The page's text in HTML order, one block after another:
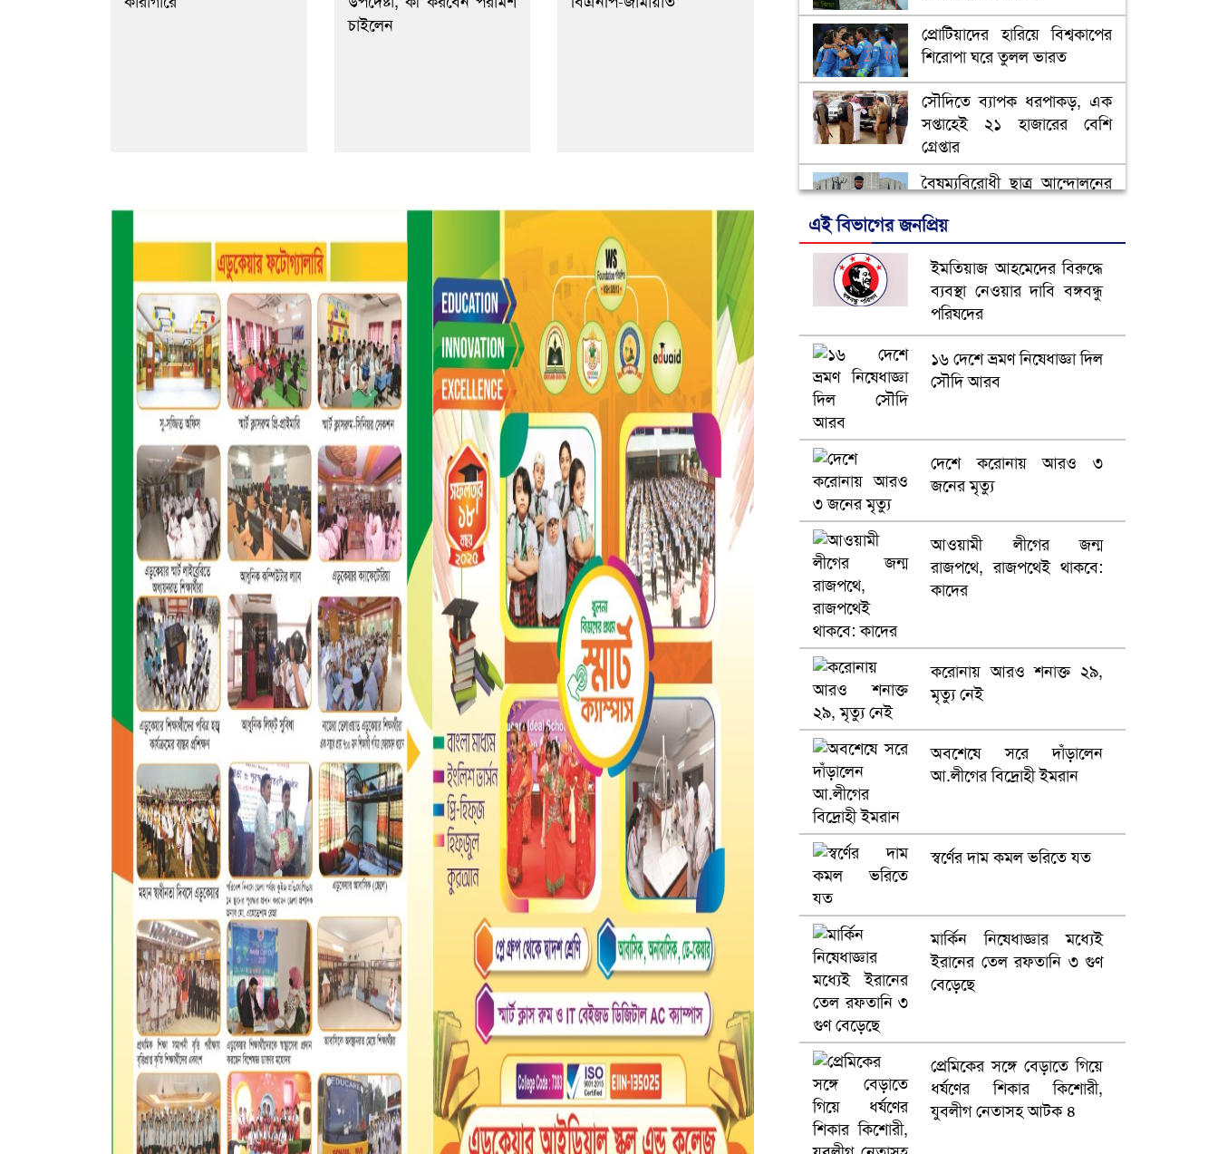
চাইলেন
প্রোটিয়াদের হারিয়ে বিশ্বকাপের
শিরোপা ঘরে তুলল ভারত
সৌদিতে ব্যাপক ধরপাকড়, এক
সপ্তাহেই ২১ হাজারের বেশি
গ্রেপ্তার
বৈষম্যবিরোধী ছাত্র আন্দোলনের
ভিউ বাড়াতে রাম দা হাতে
ফেসবুকে ভিডিও পোস্ট শিক্ষকের
আ.লীগ ও জাপার ৯ নেতা
কারাগারে
ভারতে ভয়াবহ সড়ক দুর্ঘটনা,
হলিউডে নতুন প্রেমের গুঞ্জন
এই বিভাগের জনপ্রিয়
ইমতিয়াজ আহমেদের বিরুদ্ধে
ব্যবস্থা নেওয়ার দাবি বঙ্গবন্ধু
পরিষদের
১৬ দেশে ভ্রমণ নিষেধাজ্ঞা দিল
সৌদি আরব
দেশে করোনায় আরও ৩
জনের মৃত্যু
আওয়ামী লীগের জন্ম
রাজপথে, রাজপথেই থাকবে:
কাদের
করোনায় আরও শনাক্ত ২৯,
মৃত্যু নেই
অবশেষে সরে দাঁড়ালেন
আ.লীগের বিদ্রোহী ইমরান
স্বর্ণের দাম কমল ভরিতে যত
মার্কিন নিষেধাজ্ঞার মধ্যেই
ইরানের তেল রফতানি ৩ গুণ
বেড়েছে
প্রেমিকের সঙ্গে বেড়াতে গিয়ে
ধর্ষণের শিকার কিশোরী,
যুবলীগ নেতাসহ আটক ৪